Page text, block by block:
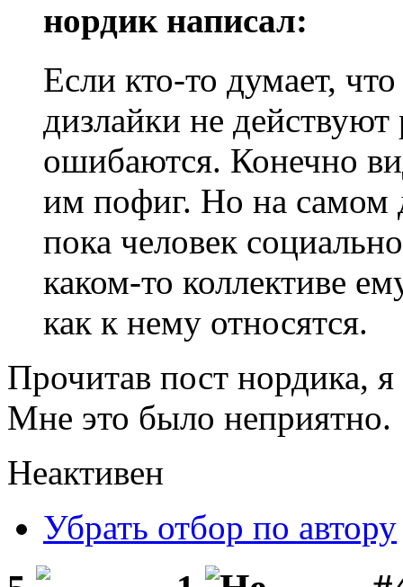
нордик написал:
Если кто-то думает,
дизлайки не
ошибаются. Конечно
им пофиг. Но на самом
пока человек
каком-то коллективе
как к нему относятся.
Прочитав пост нордика,
Мне это было неприятно.
Неактивен
Убрать отбор по автору